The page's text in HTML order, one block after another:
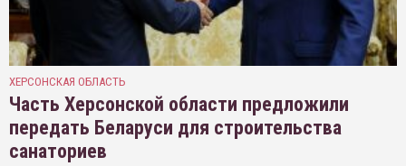
ХЕРСОНСКАЯ ОБЛАСТЬ
Часть Херсонской области предложили
передать Беларуси для строительства
санаториев